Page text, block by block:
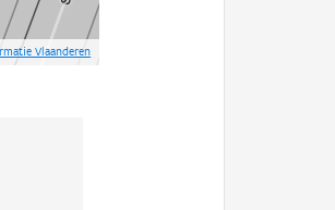
Vlaanderen